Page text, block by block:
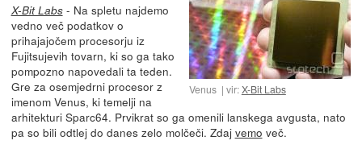
Venus vir:X-Bit Labs
X-Bit Labs- Na spletu najdemo
vedno več podatkov o
prihajajočem procesorju iz
Fujitsujevih tovarn, ki so ga tako
pompozno napovedali ta teden.
Gre za osemjedrni procesor z
imenom Venus, ki temelji na
arhitekturi Sparc64. Prvikrat so ga omenili lanskega avgusta, nato
pa so bili odtlej do danes zelo molčeči. Zdaj vemo več.